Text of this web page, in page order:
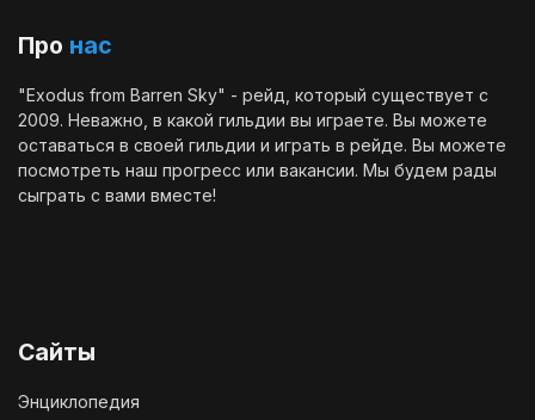
Про нас
"Exodus from Barren Sky" - рейд, который существует с
2009. Неважно, в какой гильдии вы играете. Вы можете
оставаться в своей гильдии и играть в рейде. Вы можете
посмотреть наш прогресс или вакансии. Мы будем рады
сыграть с вами вместе!
Сайты
Энциклопедия